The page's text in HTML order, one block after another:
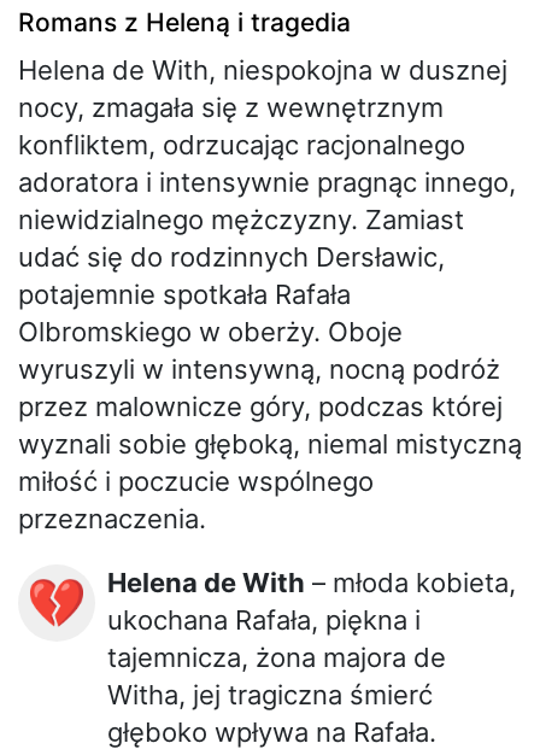
Romans z Heleną i tragedia
Helena de With, niespokojna w dusznej
nocy, zmagała się z wewnętrznym
konfliktem, odrzucając racjonalnego
adoratora i intensywnie pragnąc innego,
niewidzialnego mężczyzny. Zamiast
udać się do rodzinnych Dersławic,
potajemnie spotkała Rafała
Olbromskiego w oberży. Oboje
wyruszyli w intensywną, nocną podróż
przez malownicze góry, podczas której
wyznali sobie głęboką, niemal mistyczną
miłość i poczucie wspólnego
przeznaczenia.
💔 Helena de With – młoda kobieta,
ukochana Rafała, piękna i
tajemnicza, żona majora de
Witha, jej tragiczna śmierć
głęboko wpływa na Rafała.